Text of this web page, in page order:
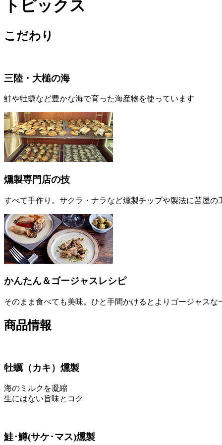
トピックス
こだわり
三陸・大槌の海
鮭や牡蠣など豊かな海で育った海産物を使っています
燻製専門店の技
すべて手作り。サクラ・ナラなど燻製チップや製法に苫屋の
かんたん＆ゴージャスレシピ
そのまま食べても美味。ひと手間かけるとよりゴージャスな
商品情報
牡蠣 （カキ） 燻製
海のミルクを凝縮
生にはない旨味とコク
鮭･鱒(サケ･マス)燻製